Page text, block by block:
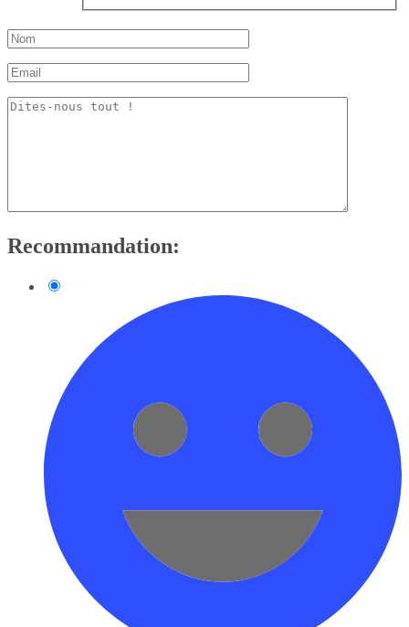
Recommandation: